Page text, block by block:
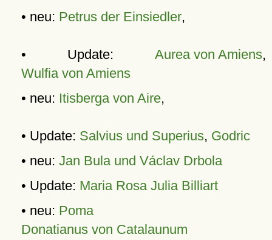
• neu: Petrus der Einsiedler,
• Update: Aurea von Amiens,
Wulfia von Amiens
• neu: Itisberga von Aire,
• Update: Salvius und Superius, Godric
• neu: Jan Bula und Václav Drbola
• Update: Maria Rosa Julia Billiart
• neu: Poma
Donatianus von Catalaunum